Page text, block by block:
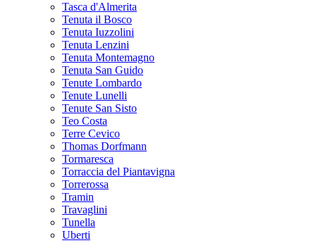
Tasca d'Almerita
Tenuta il Bosco
Tenuta Iuzzolini
Tenuta Lenzini
Tenuta Montemagno
Tenuta San Guido
Tenute Lombardo
Tenute Lunelli
Tenute San Sisto
Teo Costa
Terre Cevico
Thomas Dorfmann
Tormaresca
Torraccia del Piantavigna
Torrerossa
Tramin
Travaglini
Tunella
Uberti